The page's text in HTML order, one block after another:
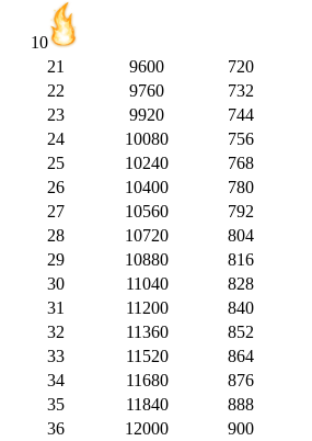
10
21 9600 720
22
9760 732
23
9920 744
24
10080 756
25
10240 768
26
10400 780
27
10560 792
28
10720 804
29
10880 816
30
11040 828
31
11200 840
32
11360 852
33
11520 864
34
11680 876
35
11840 888
36
12000 900